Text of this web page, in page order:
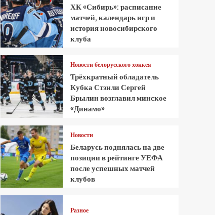
ХК «Сибирь»: расписание
матчей, календарь игр и
история новосибирского
клуба
Новости белорусского хоккея
Трёхкратный обладатель
Кубка Стэнли Сергей
Брылин возглавил минское
«Динамо»
Новости
Беларусь поднялась на две
позиции в рейтинге УЕФА
после успешных матчей
клубов
Разное